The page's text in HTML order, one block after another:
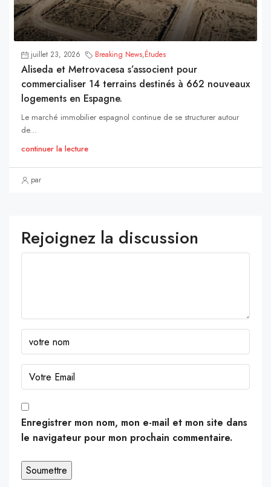
juillet 23, 2026 Breaking News,Études
Aliseda et Metrovacesa s’associent pour
commercialiser 14 terrains destinés à 662 nouveaux
logements en Espagne.
Le marché immobilier espagnol continue de se structurer autour
de...
continuer la lecture
par
Rejoignez la discussion
Enregistrer mon nom, mon e-mail et mon site dans
le navigateur pour mon prochain commentaire.